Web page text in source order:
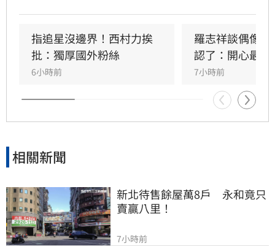
良，絕非外界傳言般傲慢，對於她選擇極端方式
結束生命感到遺憾與不捨。此事件再度引發外界
對網路暴力及追星文化的關注。該名粉絲呼籲，
追星不應成為生活唯一寄託，應珍惜自身生命。
目前確切死因與詳細案情，仍待警方進一步調查
釐清，此消息也讓全球粉絲深感震驚與悲痛。
指追星沒邊界！西村力挨
批：獨厚國外粉絲
6小時前
羅志祥談偶像
認了：開心最重
7小時前
相關新聞
新北待售餘屋萬8戶　永和竟只
賣贏八里！
7小時前